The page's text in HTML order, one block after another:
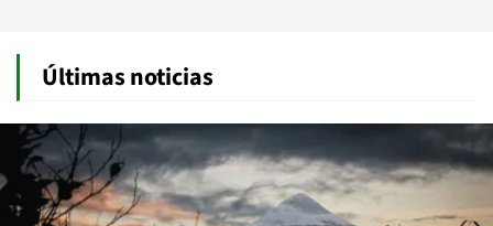
Últimas noticias